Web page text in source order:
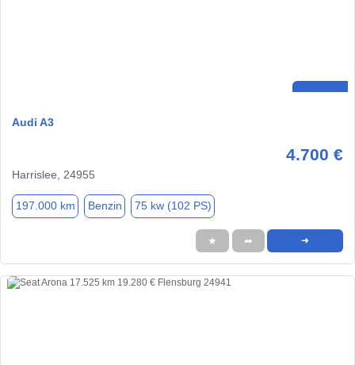
Audi A3
4.700 €
Harrislee, 24955
197.000 km Benzin 75 kw (102 PS)
★ ➦ ➜